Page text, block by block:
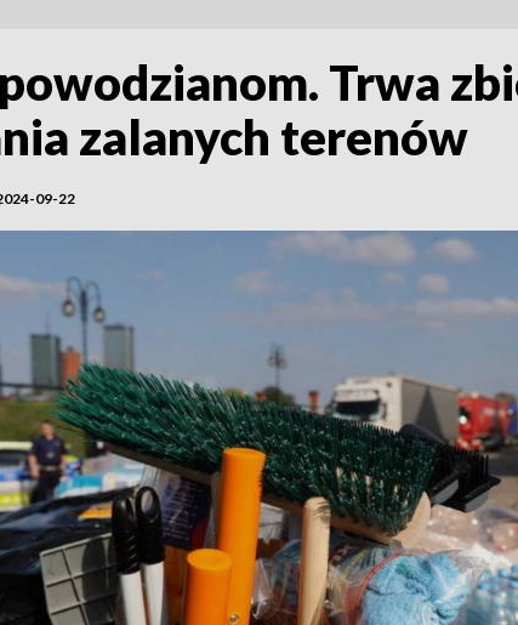
Trwa
zalanych terenów
09-22